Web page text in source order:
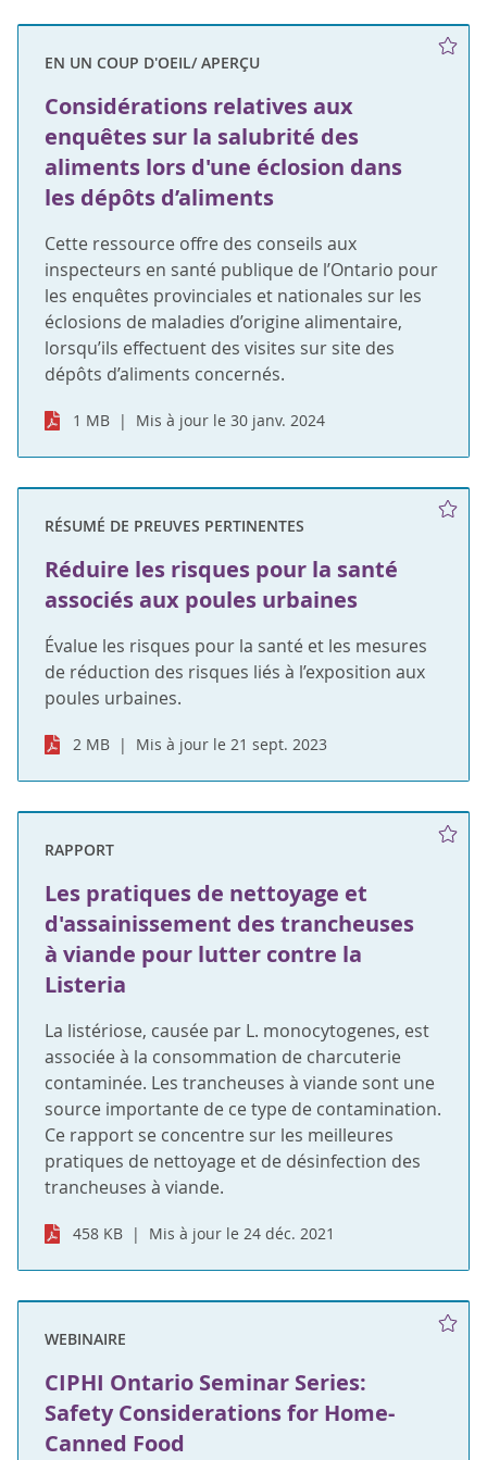
EN UN COUP D'OEIL/ APERÇU
Considérations relatives aux
enquêtes sur la salubrité des
aliments lors d'une éclosion dans
les dépôts d’aliments
Cette ressource offre des conseils aux
inspecteurs en santé publique de l’Ontario pour
les enquêtes provinciales et nationales sur les
éclosions de maladies d’origine alimentaire,
lorsqu’ils effectuent des visites sur site des
dépôts d’aliments concernés.
1 MB Mis à jour le 30 janv. 2024
RÉSUMÉ DE PREUVES PERTINENTES
Réduire les risques pour la santé
associés aux poules urbaines
Évalue les risques pour la santé et les mesures
de réduction des risques liés à l’exposition aux
poules urbaines.
2 MB Mis à jour le 21 sept. 2023
RAPPORT
Les pratiques de nettoyage et
d'assainissement des trancheuses
à viande pour lutter contre la
Listeria
La listériose, causée par L. monocytogenes, est
associée à la consommation de charcuterie
contaminée. Les trancheuses à viande sont une
source importante de ce type de contamination.
Ce rapport se concentre sur les meilleures
pratiques de nettoyage et de désinfection des
trancheuses à viande.
458 KB Mis à jour le 24 déc. 2021
WEBINAIRE
CIPHI Ontario Seminar Series:
Safety Considerations for Home-
Canned Food